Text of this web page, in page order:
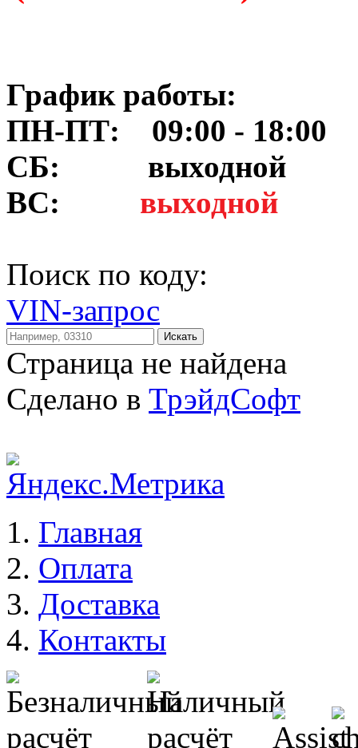
График работы:
ПН-ПТ: 09:00 - 18:00
СБ:
выходной
ВС: выходной
Поиск по коду:
VIN-запрос
Искать
Страница не найдена
Сделано в ТрэйдСофт
Главная
Оплата
Доставка
Контакты